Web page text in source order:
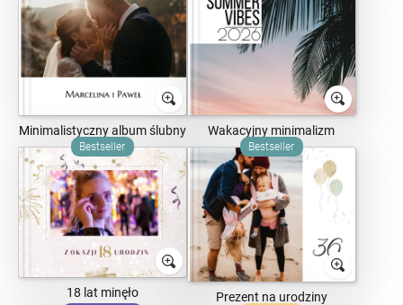
Minimalistyczny album ślubny Wakacyjny minimalizm
Bestseller
18 lat minęło
Bestseller
Prezent na urodziny